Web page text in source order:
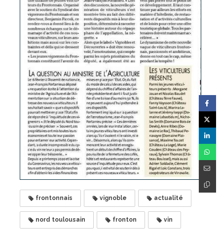
frontonnais vignoble actualité
nord toulousain fronton vin